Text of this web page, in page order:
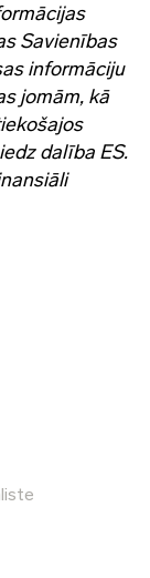
Savienības
informāciju
jomām, kā
dalība ES.